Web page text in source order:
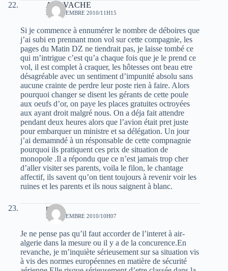
AKAVACHE
25 NOVEMBRE 2010/11H15
Si je commence à ennumérer le nombre de déboires que
j’ai subi en prennant mon vol sur cette compagnie, les
pages du Matin DZ ne tiendrait pas, je laisse tombé ce
qui m’intrigue c’est qu’a chaque fois que je le prend ce
vol, il est complet à craquer, les hôtesses ont beau etre
désagréable avec un sentiment d’impunité absolu sans
aucune crainte de perdre leur poste rien à faire. Alors
pourquoi changer se disent les gérants de cette poule
aux oeufs d’or, on paye les places gratuites octroyées
aux ayant droit malgré nous. On a déja fait attendre
pendant deux heures alors que l’avion était pret juste
pour embarquer un ministre et sa délégation. Un jour
j’ai demamndé à un résponsable de cette compnagnie
pourquoi ils pratiquent ces prix de situation de
monopole .Il a répondu que ce n’est jamais trop cher
d’aller visiter ses parents, voila le filon, le chantage
affectif, ils savent qu’on tient toujours à revenir voir les
ruines et les parents et ils nous saignent à blanc.
med
27 NOVEMBRE 2010/10H07
Je ne pense pas qu’il faut accorder de l’interet à air-
algerie dans la mesure ou il y a de la concurence.En
revanche, je m’inquiète sérieusement sur sa situation vis
à vis des normes européennes en matière de sécurité